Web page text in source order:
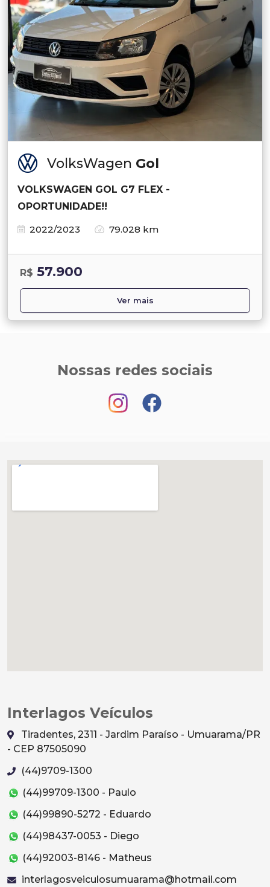
VolksWagen Gol
VOLKSWAGEN GOL G7 FLEX -
OPORTUNIDADE!!
2022/2023
79.028 km
R$ 57.900
Ver mais
Nossas redes sociais
Interlagos Veículos
Tiradentes, 2311 - Jardim Paraíso - Umuarama/PR
- CEP 87505090
(44)9709-1300
(44)99709-1300 - Paulo
(44)99890-5272 - Eduardo
(44)98437-0053 - Diego
(44)92003-8146 - Matheus
interlagosveiculosumuarama@hotmail.com